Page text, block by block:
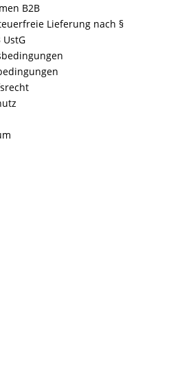
B2B
Lieferung nach §
UstG